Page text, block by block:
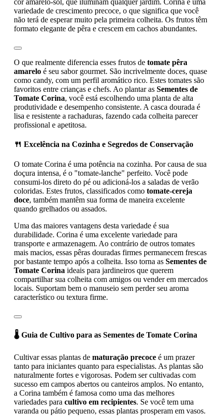
cor amarelo-sol, que iluminam qualquer jardim. Corina é uma
variedade de crescimento precoce, o que significa que você
não terá de esperar muito pela primeira colheita. Os frutos têm
formato elegante de pêra e crescem em cachos abundantes.
O que realmente diferencia esses frutos de tomate pêra
amarelo é seu sabor gourmet. São incrivelmente doces, quase
como candy, com um perfil aromático rico. Estes tomates são
favoritos entre crianças e chefs. Ao plantar as Sementes de
Tomate Corina, você está escolhendo uma planta de alta
produtividade e desempenho consistente. A casca dourada é
lisa e resistente a rachaduras, fazendo cada colheita parecer
profissional e apetitosa.
🍴 Excelência na Cozinha e Segredos de Conservação
O tomate Corina é uma potência na cozinha. Por causa de sua
doçura intensa, é o "tomate-lanche" perfeito. Você pode
consumi-los direto do pé ou adicioná-los a saladas de verão
coloridas. Estes frutos, classificados como tomate-cereja
doce, também mantêm sua forma de maneira excelente
quando grelhados ou assados.
Uma das maiores vantagens desta variedade é sua
durabilidade. Corina é uma excelente variedade para
transporte e armazenagem. Ao contrário de outros tomates
mais macios, essas pêras douradas firmes permanecem frescas
por bastante tempo após a colheita. Isso torna as Sementes de
Tomate Corina ideais para jardineiros que querem
compartilhar sua colheita com amigos ou vender em mercados
locais. Suportam bem o manuseio sem perder seu aroma
característico ou textura firme.
🌡️ Guia de Cultivo para as Sementes de Tomate Corina
Cultivar essas plantas de maturação precoce é um prazer
tanto para iniciantes quanto para especialistas. As plantas são
naturalmente fortes e vigorosas. Podem ser cultivadas com
sucesso em campos abertos ou canteiros amplos. No entanto,
a Corina também é famosa como uma das melhores
variedades para cultivo em recipientes. Se você tem uma
varanda ou pátio pequeno, essas plantas prosperam em vasos.